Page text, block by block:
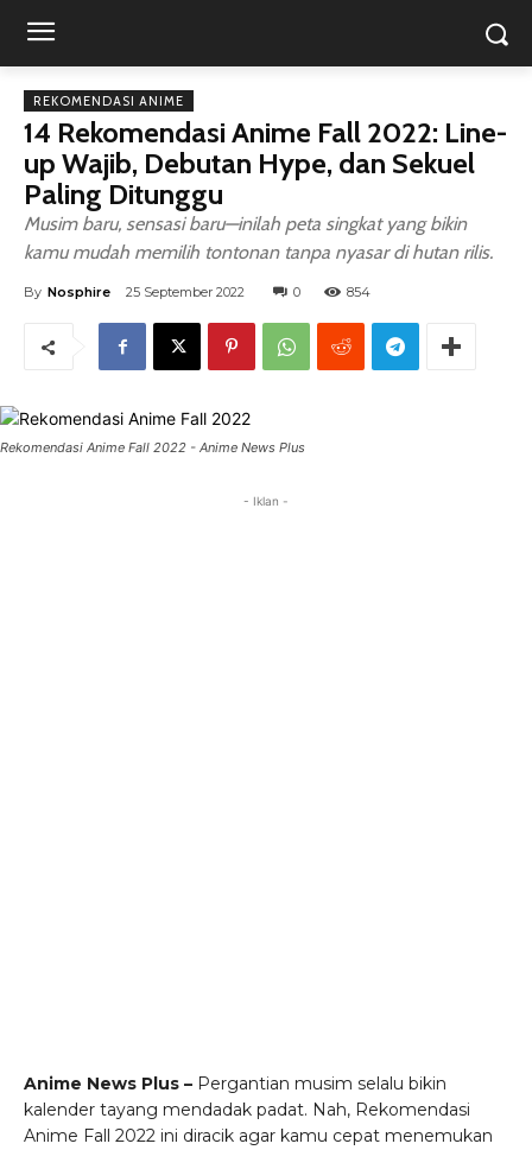
REKOMENDASI ANIME
14 Rekomendasi Anime Fall 2022: Line-
up Wajib, Debutan Hype, dan Sekuel
Paling Ditunggu
Musim baru, sensasi baru—inilah peta singkat yang bikin
kamu mudah memilih tontonan tanpa nyasar di hutan rilis.
By Nosphire 25 September 2022 0 854
Rekomendasi Anime Fall 2022 - Anime News Plus
- Iklan -
Anime News Plus – Pergantian musim selalu bikin
kalender tayang mendadak padat. Nah, Rekomendasi
Anime Fall 2022 ini diracik agar kamu cepat menemukan